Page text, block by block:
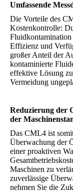
Umfassende
Die Vorteile des
Kostenkontrolle:
Fluidkontamination
Effizienz und
großer Anteil der
kontaminierte
effektive Lösung
Vermeidung
Reduzierung der
der
Das CML4 ist
Überwachung der
einer proaktiven
Maschinen zu
zuverlässige
nehmen Sie die